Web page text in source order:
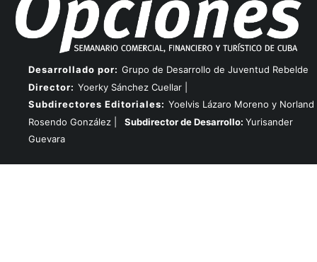
Desarrollado por: Grupo de Desarrollo de Juventud Rebelde
Director: Yoerky Sánchez Cuellar |
Subdirectores Editoriales: Yoelvis Lázaro Moreno y Norland
Rosendo González |
Subdirector de Desarrollo: Yurisander
Guevara